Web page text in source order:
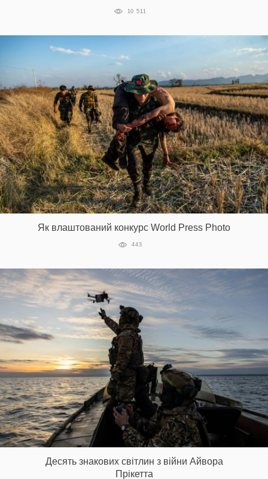
10 511
Як влаштований конкурс World Press Photo
443
Десять знакових світлин з війни Айвора
Прікетта